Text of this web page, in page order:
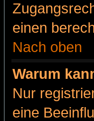
einen
Nach oben
Warum
Nur
eine